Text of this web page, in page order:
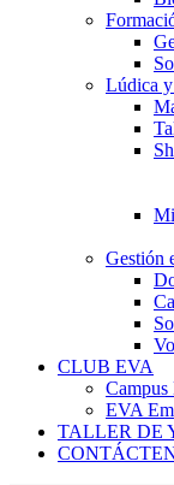
Lúdica
Gestión
CLUB EVA
Campus
EVA
TALLER DE